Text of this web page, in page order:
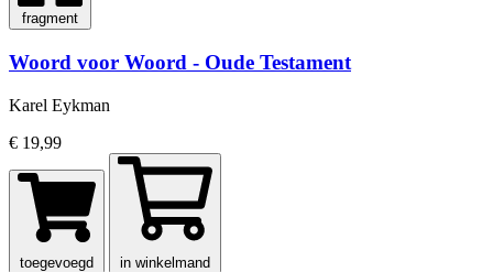
fragment
Woord voor Woord - Oude Testament
Karel Eykman
€ 19,99
toegevoegd in winkelmand